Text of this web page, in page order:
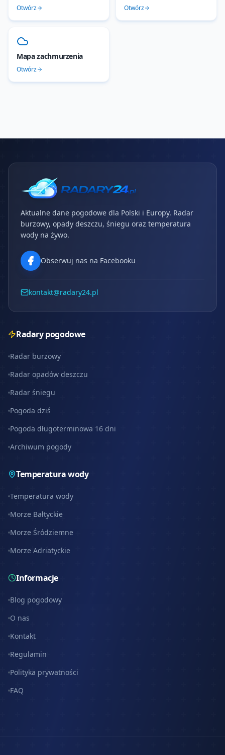
Otwórz Otwórz
Mapa zachmurzenia
Otwórz
Aktualne dane pogodowe dla Polski i Europy. Radar
burzowy, opady deszczu, śniegu oraz temperatura
wody na żywo.
Obserwuj nas na Facebooku
kontakt@radary24.pl
Radary pogodowe
Radar burzowy
Radar opadów deszczu
Radar śniegu
Pogoda dziś
Pogoda długoterminowa 16 dni
Archiwum pogody
Temperatura wody
Temperatura wody
Morze Bałtyckie
Morze Śródziemne
Morze Adriatyckie
Informacje
Blog pogodowy
O nas
Kontakt
Regulamin
Polityka prywatności
FAQ